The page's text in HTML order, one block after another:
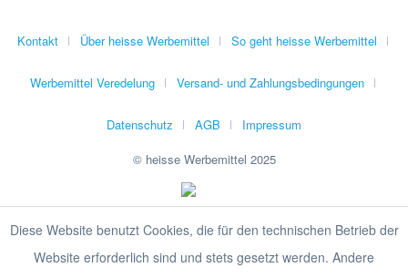
Kontakt Über heisse Werbemittel So geht heisse Werbemittel
Werbemittel Veredelung Versand- und Zahlungsbedingungen
Datenschutz AGB
Impressum
© heisse Werbemittel 2025
Diese Website benutzt Cookies, die für den technischen Betrieb der
Website erforderlich sind und stets gesetzt werden. Andere